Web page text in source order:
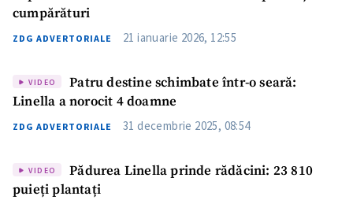
cumpărături
ZDG ADVERTORIALE 21 ianuarie 2026, 12:55
VIDEO
Patru destine schimbate într-o seară:
Linella a norocit 4 doamne
ZDG ADVERTORIALE 31 decembrie 2025, 08:54
VIDEO
Pădurea Linella prinde rădăcini: 23 810
puieți plantați